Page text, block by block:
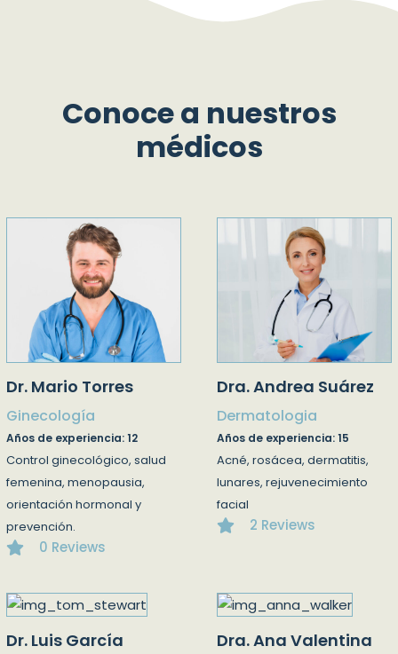
Conoce a nuestros
médicos
Dr. Mario Torres
Ginecología
Años de experiencia: 12
Control ginecológico, salud
femenina, menopausia,
orientación hormonal y
prevención.
0 Reviews
Dra. Andrea Suárez
Dermatologia
Años de experiencia: 15
Acné, rosácea, dermatitis,
lunares, rejuvenecimiento
facial
2 Reviews
Dr. Luis García
Dra. Ana Valentina